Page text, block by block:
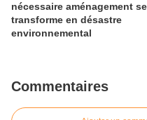
nécessaire aménagement se
transforme en désastre
environnemental
Commentaires